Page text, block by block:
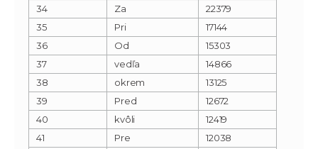
34
Za
22379
35
Pri
17144
36
Od
15303
37
vedľa
14866
38
okrem
13125
39
Pred
12672
40
kvôli
12419
41
Pre
12038